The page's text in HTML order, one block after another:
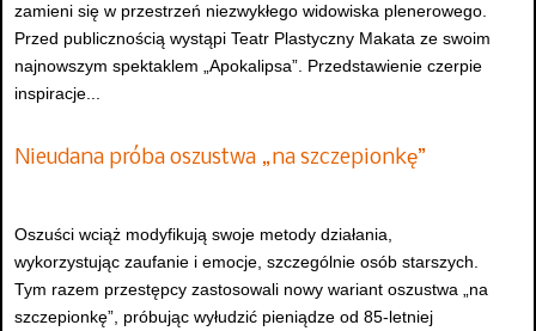
zamieni się w przestrzeń niezwykłego widowiska plenerowego.
Przed publicznością wystąpi Teatr Plastyczny Makata ze swoim
najnowszym spektaklem „Apokalipsa”. Przedstawienie czerpie
inspiracje...
Nieudana próba oszustwa „na szczepionkę”
Oszuści wciąż modyfikują swoje metody działania,
wykorzystując zaufanie i emocje, szczególnie osób starszych.
Tym razem przestępcy zastosowali nowy wariant oszustwa „na
szczepionkę”, próbując wyłudzić pieniądze od 85-letniej